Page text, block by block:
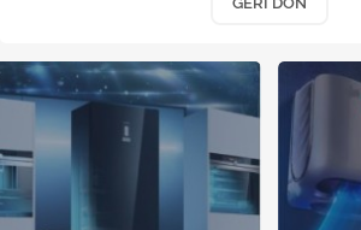
Musluk
Soğutma Sistemleri